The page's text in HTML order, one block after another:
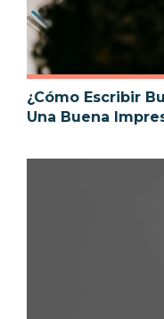
¿Cómo Escribir
Una Buena